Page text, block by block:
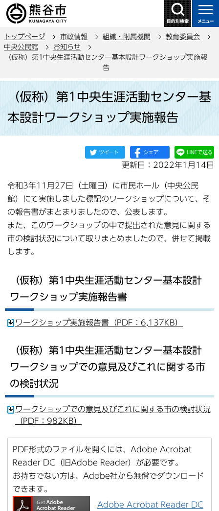
の
ー
先
トップページ 市政情報 組織・附属機関
教育委員会
中央公民館
お知らせ
（仮称）第1中央生涯活動センター基本設計ワークショップ実施報
告
か
（仮称）第1中央生涯活動センター基
本設計ワークショップ実施報告
更新日：2022年1月14日
令和3年11月27日（土曜日）に市民ホール（中央公民
館）にて実施しました標記のワークショップについて、そ
の報告書がまとまりましたので、公表します。
また、このワークショップの中で提出された意見に関する
市の検討状況について取りまとめましたので、併せて掲載
します。
（仮称）第1中央生涯活動センター基本設計
ワークショップ実施報告書
ワークショップ実施報告書（PDF：6,137KB）
（仮称）第1中央生涯活動センター基本設計
ワークショップでの意見及びこれに関する市
の検討状況
ワークショップでの意見及びこれに関する市の検討状況
（PDF：982KB）
PDF形式のファイルを開くには、Adobe Acrobat
Reader DC（旧Adobe Reader）が必要です。
お持ちでない方は、Adobe社から無償でダウンロード
できます。
Adobe Acrobat Reader DC